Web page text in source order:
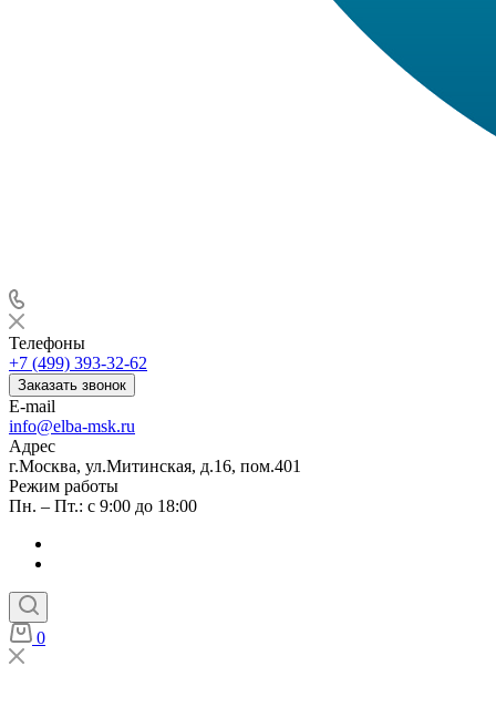
Телефоны
+7 (499) 393-32-62
Заказать звонок
E-mail
info@elba-msk.ru
Адрес
г.Москва, ул.Митинская, д.16, пом.401
Режим работы
Пн. – Пт.: с 9:00 до 18:00
0